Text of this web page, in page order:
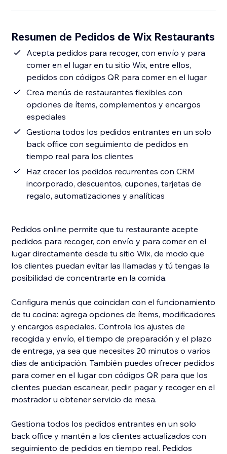
Resumen de Pedidos de Wix Restaurants
Acepta pedidos para recoger, con envío y para
comer en el lugar en tu sitio Wix, entre ellos,
pedidos con códigos QR para comer en el lugar
Crea menús de restaurantes flexibles con
opciones de ítems, complementos y encargos
especiales
Gestiona todos los pedidos entrantes en un solo
back office con seguimiento de pedidos en
tiempo real para los clientes
Haz crecer los pedidos recurrentes con CRM
incorporado, descuentos, cupones, tarjetas de
regalo, automatizaciones y analíticas
Pedidos online permite que tu restaurante acepte
pedidos para recoger, con envío y para comer en el
lugar directamente desde tu sitio Wix, de modo que
los clientes puedan evitar las llamadas y tú tengas la
posibilidad de concentrarte en la comida.
Configura menús que coincidan con el funcionamiento
de tu cocina: agrega opciones de ítems, modificadores
y encargos especiales. Controla los ajustes de
recogida y envío, el tiempo de preparación y el plazo
de entrega, ya sea que necesites 20 minutos o varios
días de anticipación. También puedes ofrecer pedidos
para comer en el lugar con códigos QR para que los
clientes puedan escanear, pedir, pagar y recoger en el
mostrador u obtener servicio de mesa.
Gestiona todos los pedidos entrantes en un solo
back office y mantén a los clientes actualizados con
seguimiento de pedidos en tiempo real. Pedidos